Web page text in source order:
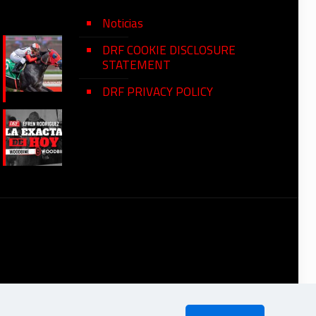
Noticias
DRF COOKIE DISCLOSURE
STATEMENT
DRF PRIVACY POLICY